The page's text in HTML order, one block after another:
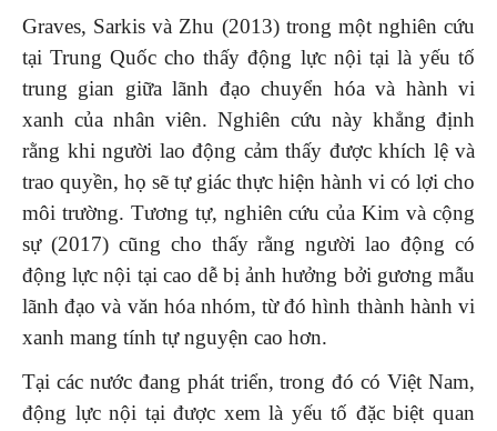
Graves, Sarkis và Zhu (2013) trong một nghiên cứu
tại Trung Quốc cho thấy động lực nội tại là yếu tố
trung gian giữa lãnh đạo chuyển hóa và hành vi
xanh của nhân viên. Nghiên cứu này khẳng định
rằng khi người lao động cảm thấy được khích lệ và
trao quyền, họ sẽ tự giác thực hiện hành vi có lợi cho
môi trường. Tương tự, nghiên cứu của Kim và cộng
sự (2017) cũng cho thấy rằng người lao động có
động lực nội tại cao dễ bị ảnh hưởng bởi gương mẫu
lãnh đạo và văn hóa nhóm, từ đó hình thành hành vi
xanh mang tính tự nguyện cao hơn.
Tại các nước đang phát triển, trong đó có Việt Nam,
động lực nội tại được xem là yếu tố đặc biệt quan